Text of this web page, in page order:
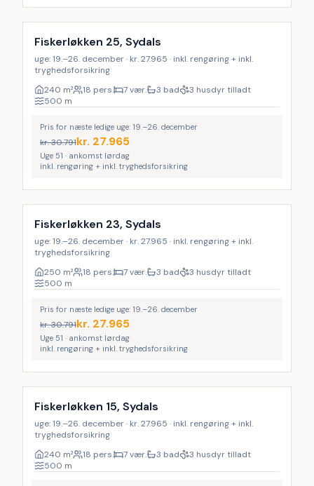
Inkl. rengøring
Fiskerløkken 25, Sydals
uge: 19.–26. december · kr. 27.965 · inkl. rengøring + inkl.
tryghedsforsikring
240 m² 18 pers. 7 vær. 3 bad
3 husdyr tilladt
500 m
Pris for næste ledige uge: 19.–26. december
kr.30.791kr. 27.965
Uge 51 · ankomst lørdag
inkl. rengøring + inkl. tryghedsforsikring
Inkl. rengøring
Fiskerløkken 23, Sydals
uge: 19.–26. december · kr. 27.965 · inkl. rengøring + inkl.
tryghedsforsikring
250 m² 18 pers. 7 vær. 3 bad
3 husdyr tilladt
500 m
Pris for næste ledige uge: 19.–26. december
kr.30.791kr. 27.965
Uge 51 · ankomst lørdag
inkl. rengøring + inkl. tryghedsforsikring
Inkl. rengøring
Fiskerløkken 15, Sydals
uge: 19.–26. december · kr. 27.965 · inkl. rengøring + inkl.
tryghedsforsikring
240 m² 18 pers. 7 vær. 3 bad
3 husdyr tilladt
500 m